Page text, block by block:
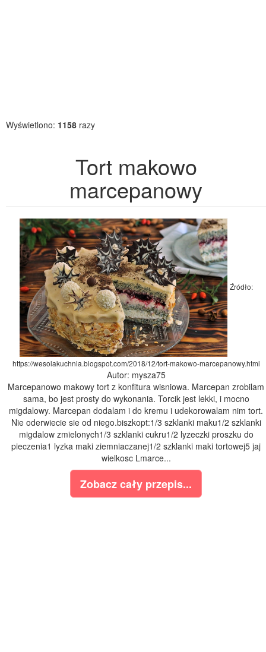
Wyświetlono: 1158 razy
Tort makowo
marcepanowy
Źródło:
https://wesolakuchnia.blogspot.com/2018/12/tort-makowo-marcepanowy.html
Autor: mysza75
Marcepanowo makowy tort z konfitura wisniowa. Marcepan zrobilam
sama, bo jest prosty do wykonania. Torcik jest lekki, i mocno
migdalowy. Marcepan dodalam i do kremu i udekorowalam nim tort.
Nie oderwiecie sie od niego.biszkopt:1/3 szklanki maku1/2 szklanki
migdalow zmielonych1/3 szklanki cukru1/2 lyzeczki proszku do
pieczenia1 lyzka maki ziemniaczanej1/2 szklanki maki tortowej5 jaj
wielkosc Lmarce...
Zobacz cały przepis...